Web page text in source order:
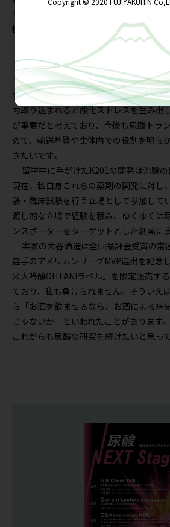
り蛋白質の発現と機能を調節して尿酸の
性をみいだしました。
尿酸研究で基礎と臨床の橋
尿酸の興味深い点はいまだに役割がよ
すね。尿酸は細胞外では抗酸化作用を発
内取り込まれると酸化ストレスを生み出
が重要だと考えており、今後も尿酸トラ
めて、輸送基質や生体内での役割を明ら
きたいです。
留学中に手がけたK201の開発は治験の
現在、私自身これらの薬剤の開発に対し
験・臨床試験を行う立場として参加して
渡し的な立場で経験を積み、ゆくゆくは
ンスポーターをターゲットとした創薬に
実家の大谷酒造は全国品評会受賞の常
選手のアメリカンリーグMVP選出を記念
米大吟醸OHTANIラベル」を限定販売す
ており、私も負けられません。そういえ
ら「お酒を飲ませるなら、お酒による病
じゃないか」といわれたことがあります
これからも尿酸の研究を続けたいと思って